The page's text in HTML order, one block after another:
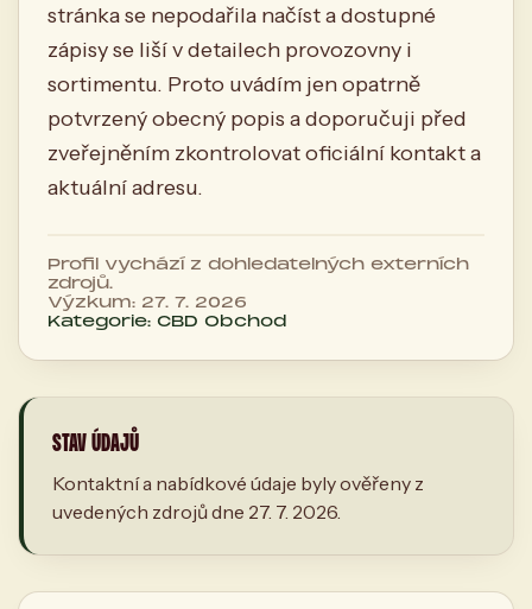
stránka se nepodařila načíst a dostupné
zápisy se liší v detailech provozovny i
sortimentu. Proto uvádím jen opatrně
potvrzený obecný popis a doporučuji před
zveřejněním zkontrolovat oficiální kontakt a
aktuální adresu.
Profil vychází z dohledatelných externích
zdrojů.
Výzkum: 27. 7. 2026
Kategorie: CBD Obchod
STAV ÚDAJŮ
Kontaktní a nabídkové údaje byly ověřeny z
uvedených zdrojů dne 27. 7. 2026.